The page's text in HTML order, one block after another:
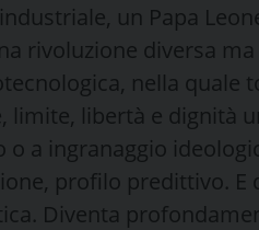
un Papa
rivoluzione diversa
nella quale
limite, libertà e dignità
o a ingranaggio
profilo predittivo. E
Diventa